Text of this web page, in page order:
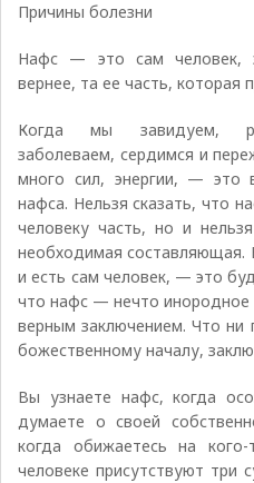
Причины болезни
Нафс — это сам человек,
вернее, та ее часть, которая
Когда мы завидуем,
заболеваем, сердимся и
много сил, энергии, — это
нафса. Нельзя сказать, что
человеку часть, но и
необходимая составляющая.
и есть сам человек, — это
что нафс — нечто
верным заключением. Что ни
божественному началу,
Вы узнаете нафс, когда
думаете о своей
когда обижаетесь на
человеке присутствуют три